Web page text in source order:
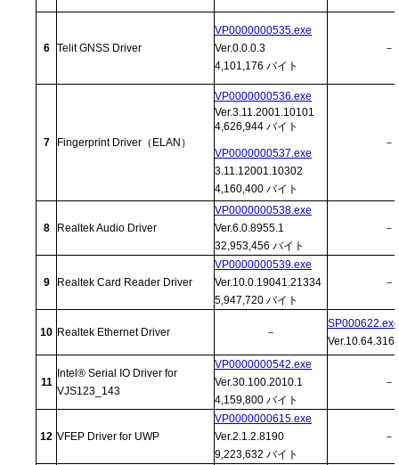
6 Telit GNSS Driver
VP0000000535.exe
Ver.0.0.0.3
4,101,176 バイト
－
7 Fingerprint Driver（ELAN）
VP0000000536.exe
Ver.3.11.2001.10101
4,626,944 バイト
VP0000000537.exe
3.11.12001.10302
4,160,400 バイト
－
8 Realtek Audio Driver
VP0000000538.exe
Ver.6.0.8955.1
32,953,456 バイト
－
9 Realtek Card Reader Driver
VP0000000539.exe
Ver.10.0.19041.21334
5,947,720 バイト
－
10 Realtek Ethernet Driver －
SP000622.exe
11
Intel® Serial IO Driver for
VJS123_143
VP0000000542.exe
Ver.30.100.2010.1
4,159,800 バイト
－
12 VFEP Driver for UWP
VP0000000615.exe
Ver.2.1.2.8190
9,223,632 バイト
－